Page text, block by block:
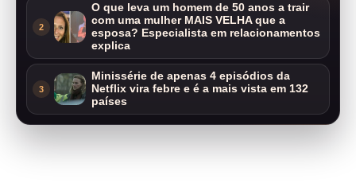
2
O que leva um homem de 50 anos a trair
com uma mulher MAIS VELHA que a
esposa? Especialista em relacionamentos
explica
3
Minissérie de apenas 4 episódios da
Netflix vira febre e é a mais vista em 132
países